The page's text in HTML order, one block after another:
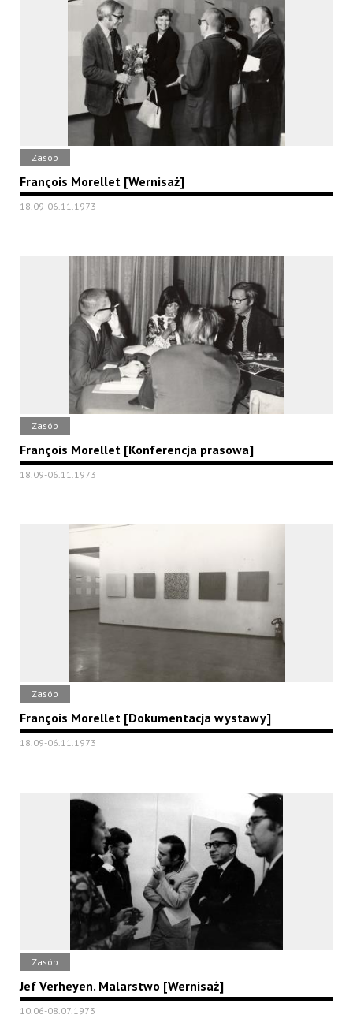
Zasób
François Morellet [Wernisaż]
18.09-06.11.1973
Zasób
François Morellet [Konferencja prasowa]
18.09-06.11.1973
Zasób
François Morellet [Dokumentacja wystawy]
18.09-06.11.1973
Zasób
Jef Verheyen. Malarstwo [Wernisaż]
10.06-08.07.1973